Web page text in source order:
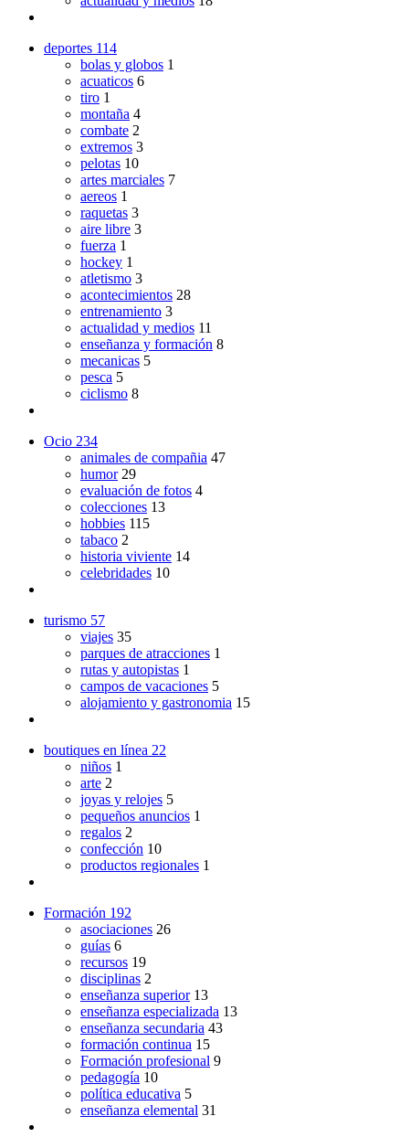
deportes 114
bolas y globos 1
acuaticos 6
tiro 1
montaña 4
combate 2
extremos 3
pelotas 10
artes marciales 7
aereos 1
raquetas 3
aire libre 3
fuerza 1
hockey 1
atletismo 3
acontecimientos 28
entrenamiento 3
actualidad y medios 11
enseñanza y formación 8
mecanicas 5
pesca 5
ciclismo 8
Ocio 234
animales de compañia 47
humor 29
evaluación de fotos 4
colecciones 13
hobbies 115
tabaco 2
historia viviente 14
celebridades 10
turismo 57
viajes 35
parques de atracciones 1
rutas y autopistas 1
campos de vacaciones 5
alojamiento y gastronomia 15
boutiques en línea 22
niños 1
arte 2
joyas y relojes 5
pequeños anuncios 1
regalos 2
confección 10
productos regionales 1
Formación 192
asociaciones 26
guías 6
recursos 19
disciplinas 2
enseñanza superior 13
enseñanza especializada 13
enseñanza secundaria 43
formación continua 15
Formación profesional 9
pedagogía 10
política educativa 5
enseñanza elemental 31